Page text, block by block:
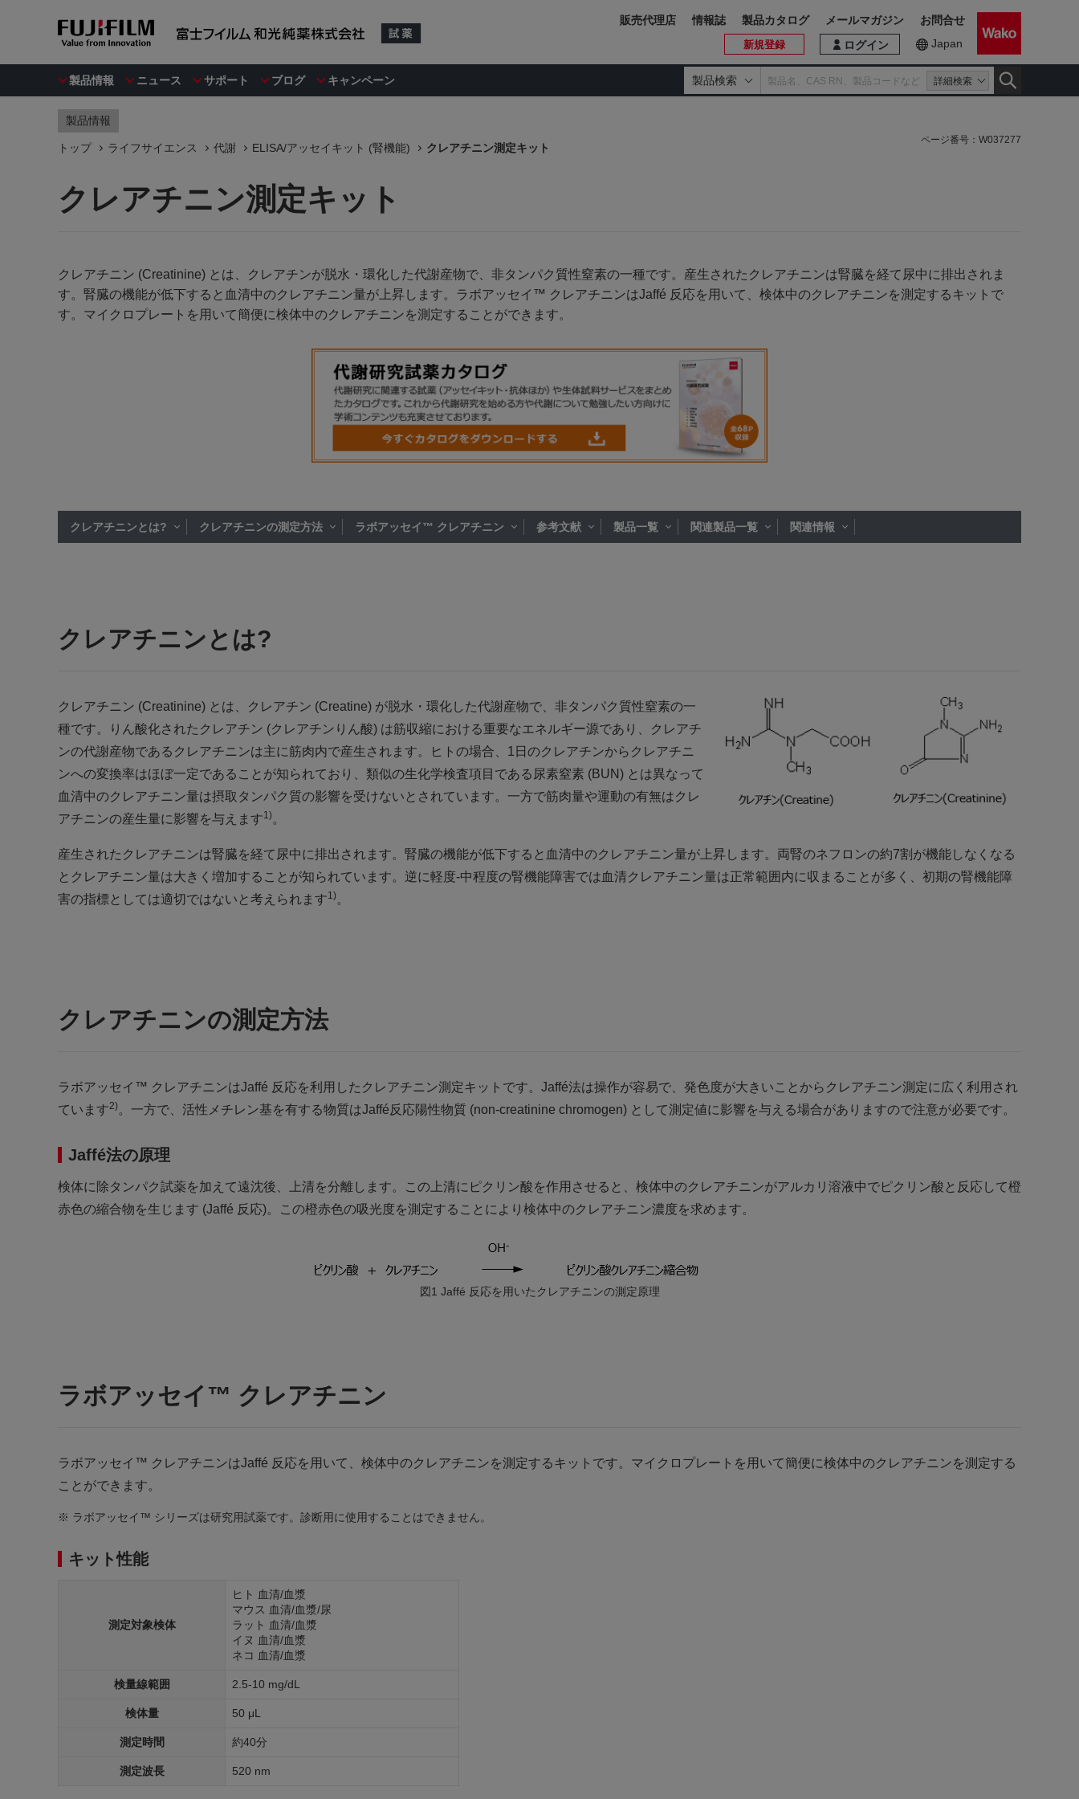
製品情報 ニュース サポート ブログ キャンペーン 製品検索 詳細検索
ログイン
新規登録 Japan
販売代理店 情報誌 製品カタログ メールマガジン お問合せ
製品情報
トップ ライフサイエンス 代謝 ELISA/アッセイキット (腎機能) クレアチニン測定キット
ページ番号： W037277
クレアチニン測定キット
クレアチニン (Creatinine) とは、クレアチンが脱水・環化した代謝産物で、非タンパク質性窒素の一種です。産生されたクレアチニンは腎臓を経て尿中に排出されま
す。腎臓の機能が低下すると血清中のクレアチニン量が上昇します。ラボアッセイ™ クレアチニンはJaffé 反応を用いて、検体中のクレアチニンを測定するキットで
す。マイクロプレートを用いて簡便に検体中のクレアチニンを測定することができます。
クレアチニンとは? クレアチニンの測定方法 ラボアッセイ™ クレアチニン 参考文献 製品一覧 関連製品一覧 関連情報
クレアチニンとは?
クレアチニン (Creatinine) とは、クレアチン (Creatine) が脱水・環化した代謝産物で、非タンパク質性窒素の一
種です。りん酸化されたクレアチン (クレアチンりん酸) は筋収縮における重要なエネルギー源であり、クレアチ
ンの代謝産物であるクレアチニンは主に筋肉内で産生されます。ヒトの場合、1日のクレアチンからクレアチニ
ンへの変換率はほぼ一定であることが知られており、類似の生化学検査項目である尿素窒素 (BUN) とは異なって
血清中のクレアチニン量は摂取タンパク質の影響を受けないとされています。一方で筋肉量や運動の有無はクレ
アチニンの産生量に影響を与えます1)。
産生されたクレアチニンは腎臓を経て尿中に排出されます。腎臓の機能が低下すると血清中のクレアチニン量が上昇します。両腎のネフロンの約7割が機能しなくなる
とクレアチニン量は大きく増加することが知られています。逆に軽度-中程度の腎機能障害では血清クレアチニン量は正常範囲内に収まることが多く、初期の腎機能障
害の指標としては適切ではないと考えられます1)。
クレアチニンの測定方法
ラボアッセイ™ クレアチニンはJaffé 反応を利用したクレアチニン測定キットです。Jaffé法は操作が容易で、発色度が大きいことからクレアチニン測定に広く利用され
ています2)。一方で、活性メチレン基を有する物質はJaffé反応陽性物質 (non-creatinine chromogen) として測定値に影響を与える場合がありますので注意が必要です。
Jaffé法の原理
検体に除タンパク試薬を加えて遠沈後、上清を分離します。この上清にピクリン酸を作用させると、検体中のクレアチニンがアルカリ溶液中でピクリン酸と反応して橙
赤色の縮合物を生じます (Jaffé 反応)。この橙赤色の吸光度を測定することにより検体中のクレアチニン濃度を求めます。
図1 Jaffé 反応を用いたクレアチニンの測定原理
ラボアッセイ™ クレアチニン
ラボアッセイ™ クレアチニンはJaffé 反応を用いて、検体中のクレアチニンを測定するキットです。マイクロプレートを用いて簡便に検体中のクレアチニンを測定する
ことができます。
※ ラボアッセイ™ シリーズは研究用試薬です。診断用に使用することはできません。
キット性能
測定対象検体
ヒト 血清/血漿
マウス 血清/血漿/尿
ラット 血清/血漿
イヌ 血清/血漿
ネコ 血清/血漿
検量線範囲 2.5-10 mg/dL
検体量 50 μL
測定時間 約40分
測定波長 520 nm